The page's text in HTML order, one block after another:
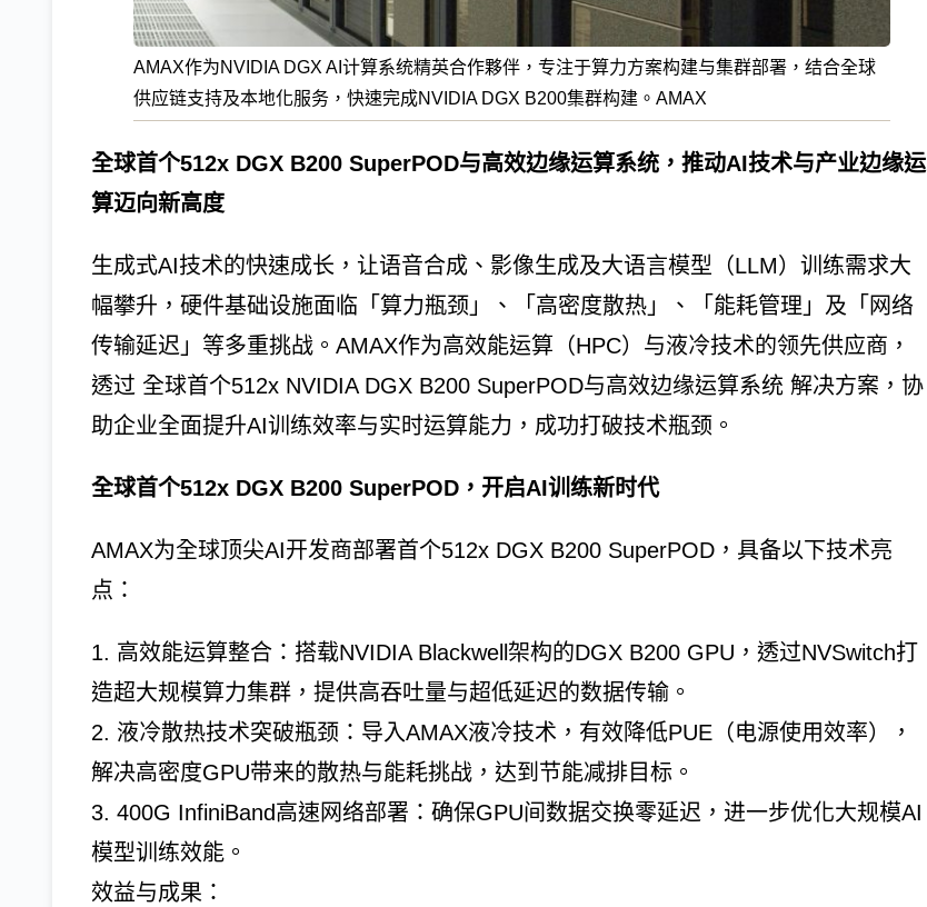
AMAX作为NVIDIA DGX AI计算系统精英合作夥伴，专注于算力方案构建与集群部署，结合全球
供应链支持及本地化服务，快速完成NVIDIA DGX B200集群构建。AMAX
全球首个512x DGX B200 SuperPOD与高效边缘运算系统，推动AI技术与产业边缘运
算迈向新高度
生成式AI技术的快速成长，让语音合成、影像生成及大语言模型（LLM）训练需求大
幅攀升，硬件基础设施面临「算力瓶颈」、「高密度散热」、「能耗管理」及「网络
传输延迟」等多重挑战。AMAX作为高效能运算（HPC）与液冷技术的领先供应商，
透过 全球首个512x NVIDIA DGX B200 SuperPOD与高效边缘运算系统 解决方案，协
助企业全面提升AI训练效率与实时运算能力，成功打破技术瓶颈。
全球首个512x DGX B200 SuperPOD，开启AI训练新时代
AMAX为全球顶尖AI开发商部署首个512x DGX B200 SuperPOD，具备以下技术亮
点：
1. 高效能运算整合：搭载NVIDIA Blackwell架构的DGX B200 GPU，透过NVSwitch打
造超大规模算力集群，提供高吞吐量与超低延迟的数据传输。
2. 液冷散热技术突破瓶颈：导入AMAX液冷技术，有效降低PUE（电源使用效率），
解决高密度GPU带来的散热与能耗挑战，达到节能减排目标。
3. 400G InfiniBand高速网络部署：确保GPU间数据交换零延迟，进一步优化大规模AI
模型训练效能。
效益与成果：